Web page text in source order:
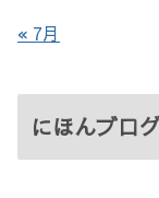
« 7月
にほんブロ